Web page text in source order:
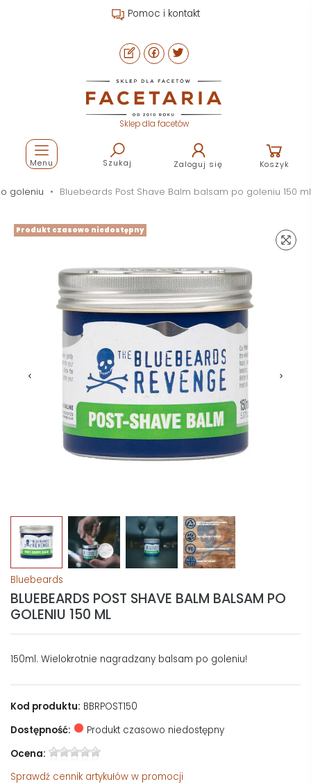
Pomoc i kontakt
Sklep dla facetów
Szukaj Zaloguj się Koszyk
Menu
goleniu Bluebeards Post Shave Balm balsam po goleniu 150 ml
Produkt czasowo niedostępny
Bluebeards
BLUEBEARDS POST SHAVE BALM BALSAM PO
GOLENIU 150 ML
150ml. Wielokrotnie nagradzany balsam po goleniu!
Kod produktu: BBRPOST150
Dostępność:
Produkt czasowo niedostępny
Ocena:
Sprawdź cennik artykułów w promocji